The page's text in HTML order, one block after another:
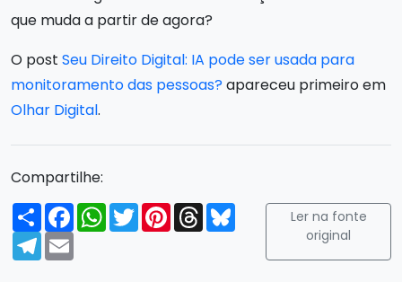
que muda a partir de agora?
O post Seu Direito Digital: IA pode ser usada para
monitoramento das pessoas?apareceu primeiro em
Olhar Digital.
Compartilhe:
Compartilhar
FacebookWhatsApp
TwitterPinterest
ThreadsBluesky
Telegram
Email
Ler na fonte
original